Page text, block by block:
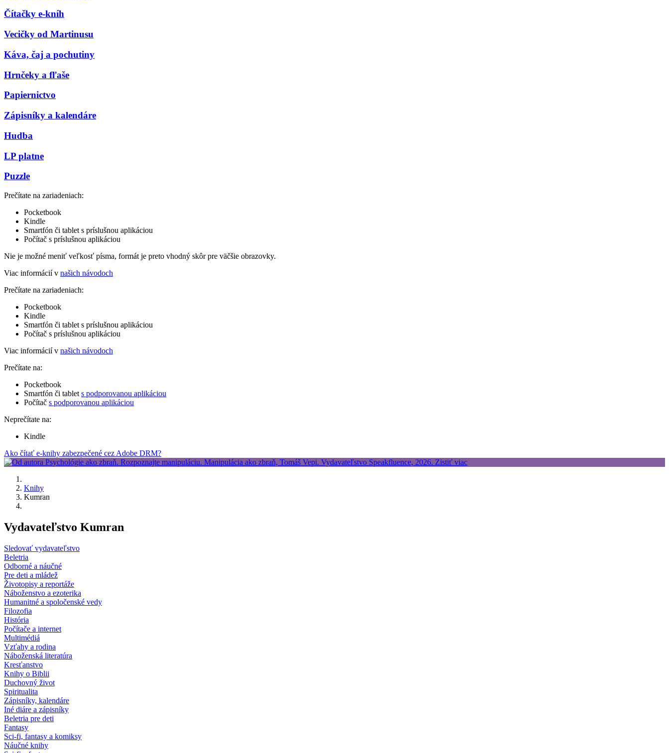
Čítačky e-kníh
Vecičky od Martinusu
Káva, čaj a pochutiny
Hrnčeky a fľaše
Papiernictvo
Zápisníky a kalendáre
Hudba
LP platne
Puzzle
Prečítate na zariadeniach:
Pocketbook
Kindle
Smartfón či tablet s príslušnou aplikáciou
Počítač s príslušnou aplikáciou
Nie je možné meniť veľkosť písma, formát je preto vhodný skôr pre väčšie obrazovky.
Viac informácií v našich návodoch
Prečítate na zariadeniach:
Pocketbook
Kindle
Smartfón či tablet s príslušnou aplikáciou
Počítač s príslušnou aplikáciou
Viac informácií v našich návodoch
Prečítate na:
Pocketbook
Smartfón či tablet s podporovanou aplikáciou
Počítač s podporovanou aplikáciou
Neprečítate na:
Kindle
Ako čítať e-knihy zabezpečené cez Adobe DRM?
Knihy
Kumran
Vydavateľstvo Kumran
Sledovať vydavateľstvo
Beletria
Odborné a náučné
Pre deti a mládež
Životopisy a reportáže
Náboženstvo a ezoterika
Humanitné a spoločenské vedy
Filozofia
História
Počítače a internet
Multimédiá
Vzťahy a rodina
Náboženská literatúra
Kresťanstvo
Knihy o Biblii
Duchovný život
Spiritualita
Zápisníky, kalendáre
Iné diáre a zápisníky
Beletria pre deti
Fantasy
Sci-fi, fantasy a komiksy
Náučné knihy